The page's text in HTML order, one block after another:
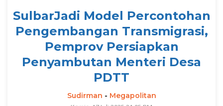
SulbarJadi Model Percontohan
Pengembangan Transmigrasi,
Pemprov Persiapkan
Penyambutan Menteri Desa
PDTT
Sudirman - Megapolitan